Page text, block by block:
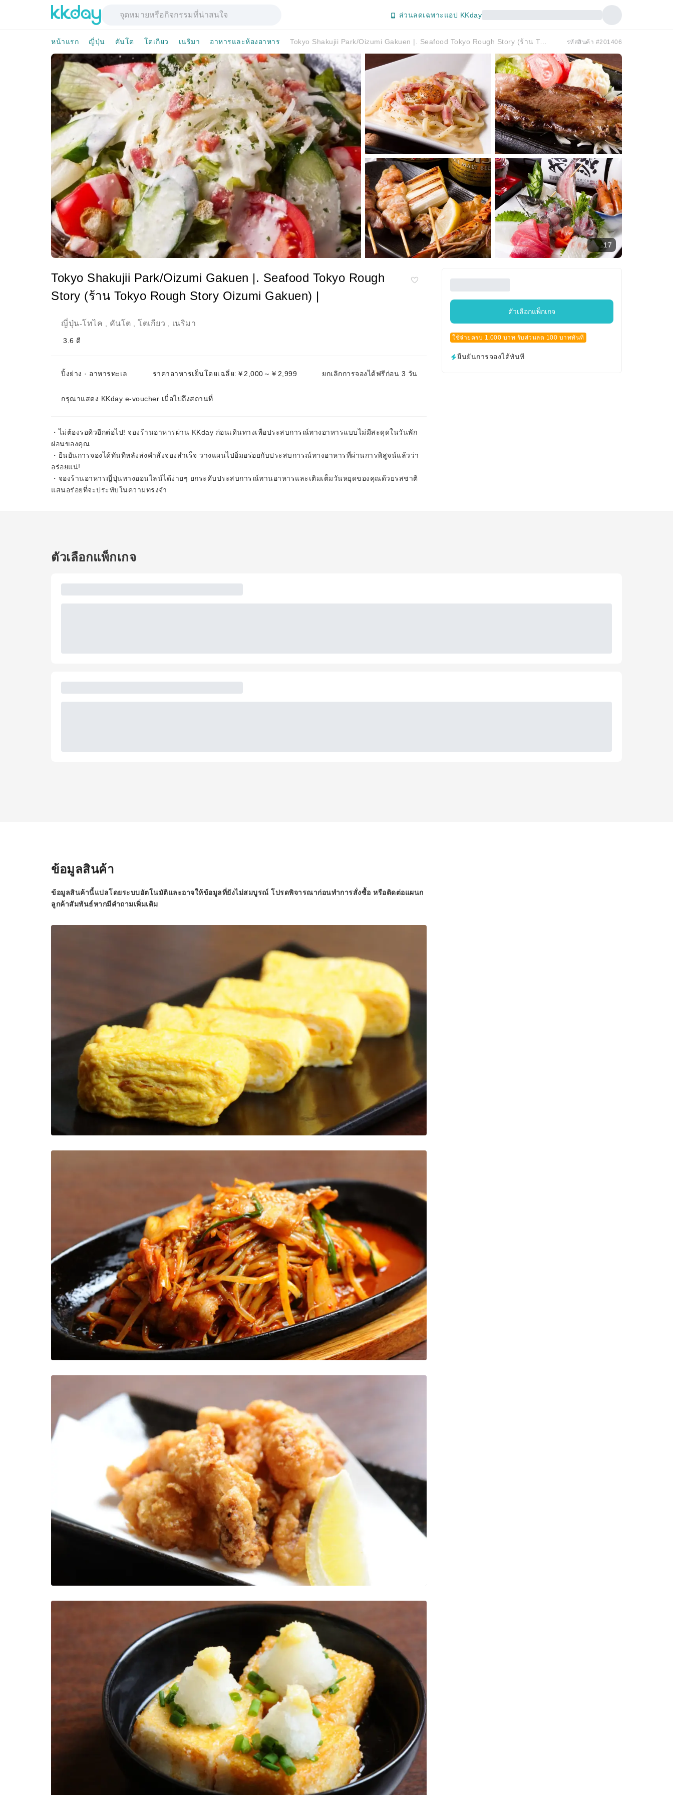
ส่วนลดเฉพาะแอป KKday
หน้าแรก ญี่ปุ่น คันโต โตเกียว เนริมา อาหารและห้องอาหาร Tokyo Shakujii Park/Oizumi Gakuen |. Seafood Tokyo Rough Story (ร้าน Tokyo Rough Story Oizumi Gakuen) | รหัสสินค้า #201406
17
Tokyo Shakujii Park/Oizumi Gakuen |. Seafood Tokyo Rough
Story (ร้าน Tokyo Rough Story Oizumi Gakuen) |
ญี่ปุ่น-โทไค คันโต โตเกียว เนริมา
3.6 ดี
ปิ้งย่าง · อาหารทะเล ราคาอาหารเย็นโดยเฉลี่ย:￥2,000～￥2,999 ยกเลิกการจองได้ฟรีก่อน 3 วัน
กรุณาแสดง KKday e-voucher เมื่อไปถึงสถานที่
・ไม่ต้องรอคิวอีกต่อไป! จองร้านอาหารผ่าน KKday ก่อนเดินทางเพื่อประสบการณ์ทางอาหารแบบไม่มีสะดุดในวันพัก
ผ่อนของคุณ
・ยืนยันการจองได้ทันทีหลังส่งคำสั่งจองสำเร็จ วางแผนไปอิ่มอร่อยกับประสบการณ์ทางอาหารที่ผ่านการพิสูจน์แล้วว่า
อร่อยแน่!
・จองร้านอาหารญี่ปุ่นทางออนไลน์ได้ง่ายๆ ยกระดับประสบการณ์ทานอาหารและเติมเต็มวันหยุดของคุณด้วยรสชาติ
แสนอร่อยที่จะประทับในความทรงจำ
ตัวเลือกแพ็กเกจ
ใช้จ่ายครบ 1,000 บาท รับส่วนลด 100 บาททันที
ยืนยันการจองได้ทันที
ตัวเลือกแพ็กเกจ
ข้อมูลสินค้า
ข้อมูลสินค้านี้แปลโดยระบบอัตโนมัติและอาจให้ข้อมูลที่ยังไม่สมบูรณ์ โปรดพิจารณาก่อนทำการสั่งซื้อ หรือติดต่อแผนก
ลูกค้าสัมพันธ์หากมีคำถามเพิ่มเติม